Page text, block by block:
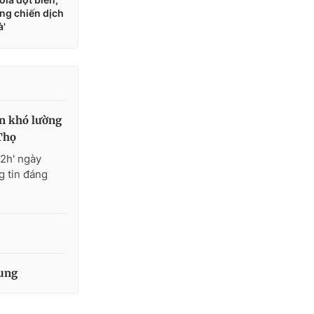
khó lường
ngày
tin đáng